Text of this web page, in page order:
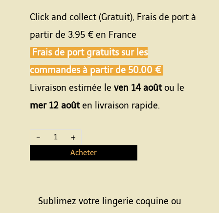
Click and collect (Gratuit), Frais de port à
partir de 3.95 € en France
Frais de port gratuits sur les
commandes à partir de 50.00 €
Livraison estimée le ven 14 aoûtou le
mer 12 aoûten livraison rapide.
- +
Acheter
Sublimez votre lingerie coquine ou